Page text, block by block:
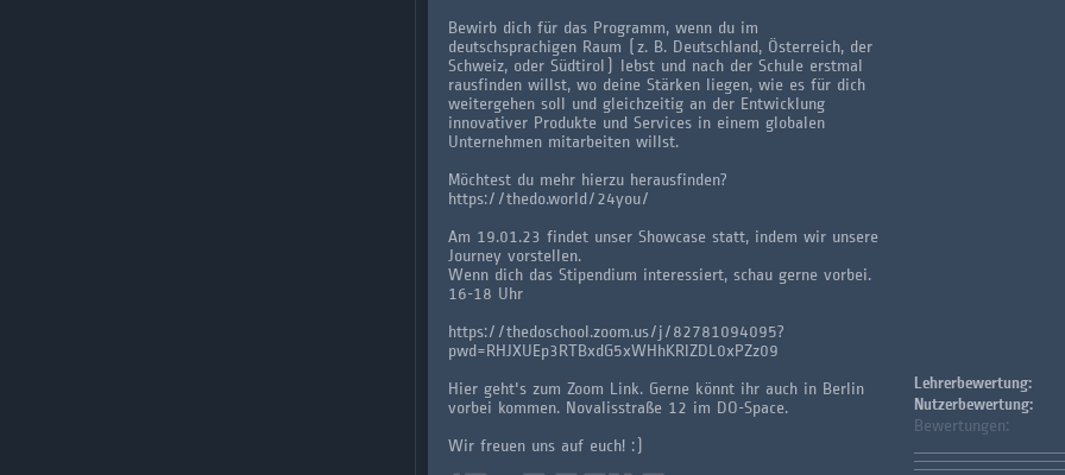
Lehrerbewertung:
Nutzerbewertung:
Bewertungen:
Bewirb dich für das Programm, wenn du im
deutschsprachigen Raum (z. B. Deutschland, Österreich, der
Schweiz, oder Südtirol) lebst und nach der Schule erstmal
rausfinden willst, wo deine Stärken liegen, wie es für dich
weitergehen soll und gleichzeitig an der Entwicklung
innovativer Produkte und Services in einem globalen
Unternehmen mitarbeiten willst.
Möchtest du mehr hierzu herausfinden?
https://thedo.world/24you/
Am 19.01.23 findet unser Showcase statt, indem wir unsere
Journey vorstellen.
Wenn dich das Stipendium interessiert, schau gerne vorbei.
16-18 Uhr
https://thedoschool.zoom.us/j/82781094095?
pwd=RHJXUEp3RTBxdG5xWHhKRlZDL0xPZz09
Hier geht's zum Zoom Link. Gerne könnt ihr auch in Berlin
vorbei kommen. Novalisstraße 12 im DO-Space.
Wir freuen uns auf euch! :)